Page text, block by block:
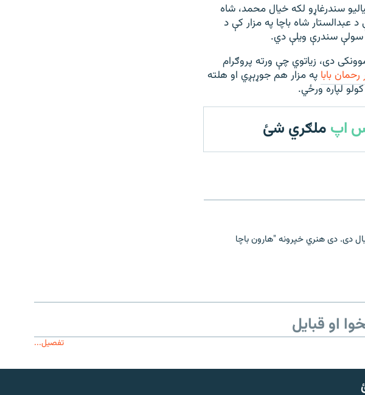
سندرغاړو لکه خيال محمد، شاه
عبدالستار شاه باچا په مزار کې د
سولې سندرې ويلې دي.
دی، زياتوي چې ورته پروګرام
بابا په مزار هم جوړېږي او هلته
لپاره ورځي.
اپ ملګري شئ
دی. دی هنري خپرونه "هارون باچا
او قبایل
تفصیل...